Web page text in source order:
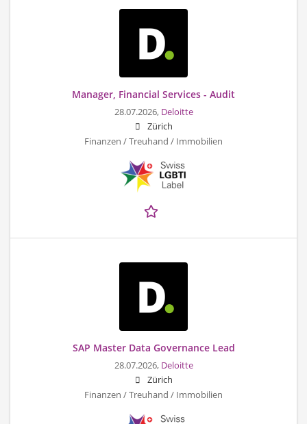
Manager, Financial Services - Audit
28.07.2026, Deloitte
Zürich
Finanzen / Treuhand / Immobilien
SAP Master Data Governance Lead
28.07.2026, Deloitte
Zürich
Finanzen / Treuhand / Immobilien